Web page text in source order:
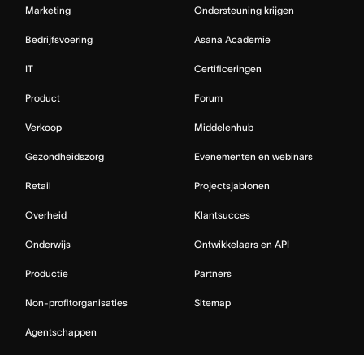
Marketing
Bedrijfsvoering
IT
Product
Verkoop
Gezondheidszorg
Retail
Overheid
Onderwijs
Productie
Non-profitorganisaties
Agentschappen
Ondersteuning krijgen
Asana Academie
Certificeringen
Forum
Middelenhub
Evenementen en webinars
Projectsjablonen
Klantsucces
Ontwikkelaars en API
Partners
Sitemap